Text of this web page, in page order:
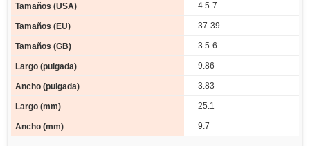
4.5-7
37-39
3.5-6
9.86
3.83
25.1
9.7